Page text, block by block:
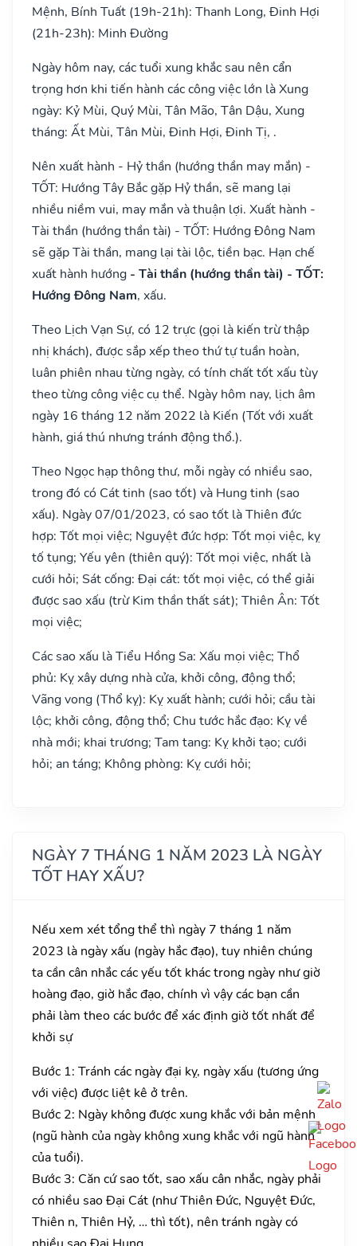
Mệnh, Bính Tuất (19h-21h): Thanh Long, Đinh Hợi
(21h-23h): Minh Đường
Ngày hôm nay, các tuổi xung khắc sau nên cẩn
trọng hơn khi tiến hành các công việc lớn là Xung
ngày: Kỷ Mùi, Quý Mùi, Tân Mão, Tân Dậu, Xung
tháng: Ất Mùi, Tân Mùi, Đinh Hợi, Đinh Tị, .
Nên xuất hành - Hỷ thần (hướng thần may mắn) -
TỐT: Hướng Tây Bắc gặp Hỷ thần, sẽ mang lại
nhiều niềm vui, may mắn và thuận lợi. Xuất hành -
Tài thần (hướng thần tài) - TỐT: Hướng Đông Nam
sẽ gặp Tài thần, mang lại tài lộc, tiền bạc. Hạn chế
xuất hành hướng - Tài thần (hướng thần tài) - TỐT:
Hướng Đông Nam, xấu.
Theo Lịch Vạn Sự, có 12 trực (gọi là kiến trừ thập
nhị khách), được sắp xếp theo thứ tự tuần hoàn,
luân phiên nhau từng ngày, có tính chất tốt xấu tùy
theo từng công việc cụ thể. Ngày hôm nay, lịch âm
ngày 16 tháng 12 năm 2022 là Kiến (Tốt với xuất
hành, giá thú nhưng tránh động thổ.).
Theo Ngọc hạp thông thư, mỗi ngày có nhiều sao,
trong đó có Cát tinh (sao tốt) và Hung tinh (sao
xấu). Ngày 07/01/2023, có sao tốt là Thiên đức
hợp: Tốt mọi việc; Nguyệt đức hợp: Tốt mọi việc, kỵ
tố tụng; Yếu yên (thiên quý): Tốt mọi việc, nhất là
cưới hỏi; Sát cống: Đại cát: tốt mọi việc, có thể giải
được sao xấu (trừ Kim thần thất sát); Thiên Ân: Tốt
mọi việc;
Các sao xấu là Tiểu Hồng Sa: Xấu mọi việc; Thổ
phủ: Kỵ xây dựng nhà cửa, khởi công, động thổ;
Vãng vong (Thổ kỵ): Kỵ xuất hành; cưới hỏi; cầu tài
lộc; khởi công, động thổ; Chu tước hắc đạo: Kỵ về
nhà mới; khai trương; Tam tang: Kỵ khởi tạo; cưới
hỏi; an táng; Không phòng: Kỵ cưới hỏi;
NGÀY 7 THÁNG 1 NĂM 2023 LÀ NGÀY
TỐT HAY XẤU?
Nếu xem xét tổng thể thì ngày 7 tháng 1 năm
2023 là ngày xấu (ngày hắc đạo), tuy nhiên chúng
ta cần cân nhắc các yếu tốt khác trong ngày như giờ
hoàng đạo, giờ hắc đạo, chính vì vậy các bạn cần
phải làm theo các bước để xác định giờ tốt nhất để
khởi sự
Bước 1: Tránh các ngày đại kỵ, ngày xấu (tương ứng
với việc) được liệt kê ở trên.
Bước 2: Ngày không được xung khắc với bản mệnh
(ngũ hành của ngày không xung khắc với ngũ hành
của tuổi).
Bước 3: Căn cứ sao tốt, sao xấu cân nhắc, ngày phải
có nhiều sao Đại Cát (như Thiên Đức, Nguyệt Đức,
Thiên n, Thiên Hỷ, … thì tốt), nên tránh ngày có